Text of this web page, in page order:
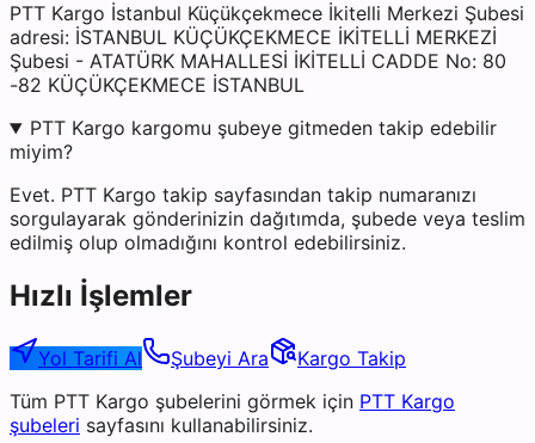
PTT Kargo İstanbul Küçükçekmece İkitelli Merkezi Şubesi
adresi: İSTANBUL KÜÇÜKÇEKMECE İKİTELLİ MERKEZİ
Şubesi - ATATÜRK MAHALLESİ İKİTELLİ CADDE No: 80
-82 KÜÇÜKÇEKMECE İSTANBUL
PTT Kargo kargomu şubeye gitmeden takip edebilir
miyim?
Evet. PTT Kargo takip sayfasından takip numaranızı
sorgulayarak gönderinizin dağıtımda, şubede veya teslim
edilmiş olup olmadığını kontrol edebilirsiniz.
Hızlı İşlemler
Yol Tarifi Al Şubeyi Ara
Kargo Takip
Tüm PTT Kargo şubelerini görmek için PTT Kargo
şubeleri sayfasını kullanabilirsiniz.